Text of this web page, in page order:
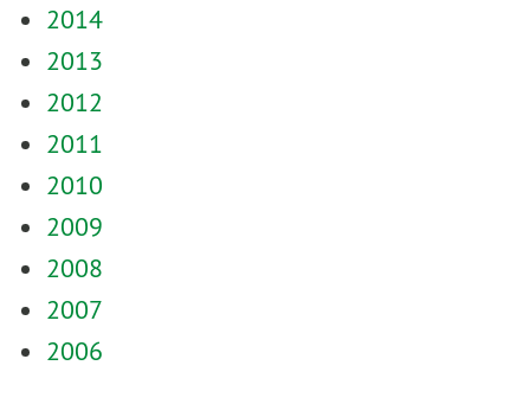
2014
2013
2012
2011
2010
2009
2008
2007
2006